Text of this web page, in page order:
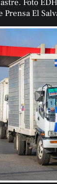
Foto
Prensa El